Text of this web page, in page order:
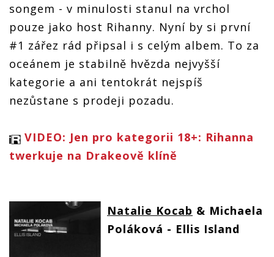
songem - v minulosti stanul na vrchol
pouze jako host Rihanny. Nyní by si první
#1 zářez rád připsal i s celým albem. To za
oceánem je stabilně hvězda nejvyšší
kategorie a ani tentokrát nejspíš
nezůstane s prodeji pozadu.
VIDEO: Jen pro kategorii 18+: Rihanna
twerkuje na Drakeově klíně
Natalie Kocab & Michaela
Poláková - Ellis Island